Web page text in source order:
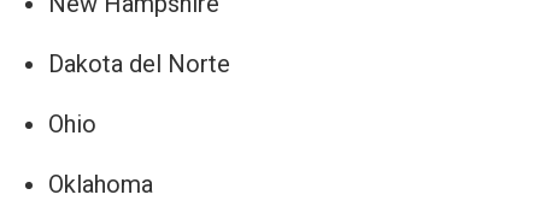
Dakota del Norte
Ohio
Oklahoma